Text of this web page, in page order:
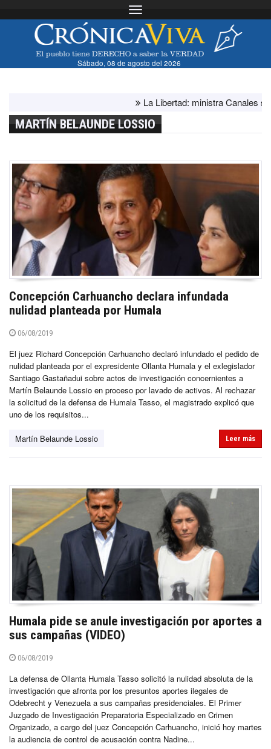
Toggle navigation
Sábado, 08 de agosto del 2026
La Libertad: ministra Canales
MARTÍN BELAUNDE LOSSIO
Concepción Carhuancho declara infundada
nulidad planteada por Humala
06/08/2019
El juez Richard Concepción Carhuancho declaró infundado el pedido de
nulidad planteada por el expresidente Ollanta Humala y el exlegislador
Santiago Gastañadui sobre actos de investigación concernientes a
Martín Belaunde Lossio en proceso por lavado de activos. Al rechazar
la solicitud de la defensa de Humala Tasso, el magistrado explicó que
uno de los requisitos...
Martín Belaunde Lossio Leer más
Humala pide se anule investigación por aportes a
sus campañas (VIDEO)
06/08/2019
La defensa de Ollanta Humala Tasso solicitó la nulidad absoluta de la
investigación que afronta por los presuntos aportes ilegales de
Odebrecht y Venezuela a sus campañas presidenciales. El Primer
Juzgado de Investigación Preparatoria Especializado en Crimen
Organizado, a cargo del juez Concepción Carhuancho, inició hoy martes
la audiencia de control de acusación contra Nadine...